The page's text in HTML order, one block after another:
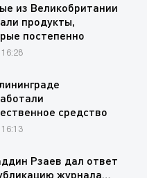
из Великобритании
продукты,
постепенно
16:28
средство
свежести…
16:13
Рзаев дал ответ
журнала…